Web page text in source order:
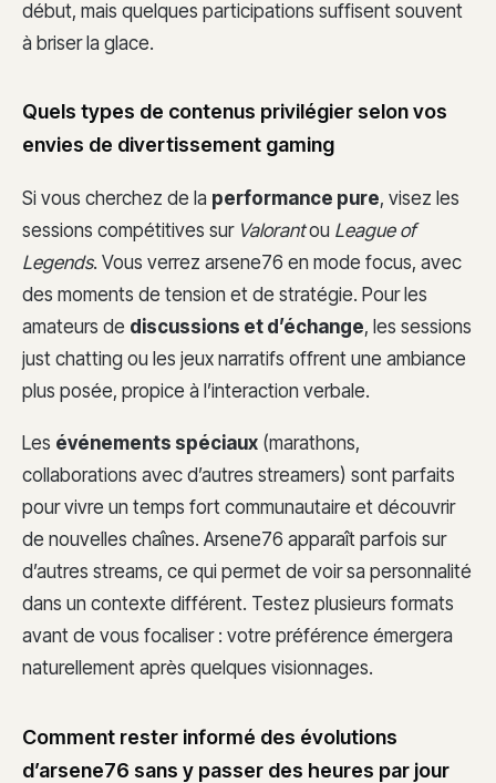
début, mais quelques participations suffisent souvent
à briser la glace.
Quels types de contenus privilégier selon vos
envies de divertissement gaming
Si vous cherchez de la performance pure, visez les
sessions compétitives sur Valorantou League of
Legends. Vous verrez arsene76 en mode focus, avec
des moments de tension et de stratégie. Pour les
amateurs de discussions et d’échange, les sessions
just chatting ou les jeux narratifs offrent une ambiance
plus posée, propice à l’interaction verbale.
Les événements spéciaux (marathons,
collaborations avec d’autres streamers) sont parfaits
pour vivre un temps fort communautaire et découvrir
de nouvelles chaînes. Arsene76 apparaît parfois sur
d’autres streams, ce qui permet de voir sa personnalité
dans un contexte différent. Testez plusieurs formats
avant de vous focaliser : votre préférence émergera
naturellement après quelques visionnages.
Comment rester informé des évolutions
d’arsene76 sans y passer des heures par jour